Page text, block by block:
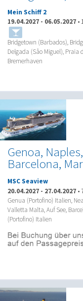
Mein Schiff 2
19.04.2027 - 06.05.2027 •
Bridgetown (Barbados),
Delgada (Såo Miguel), Praia
Bremerhaven
Genoa,
Barcelona,
MSC Seaview
20.04.2027 - 27.04.2027 •
Genua (Portofino) Italien,
Valletta Malta, Auf See,
(Portofino) Italien